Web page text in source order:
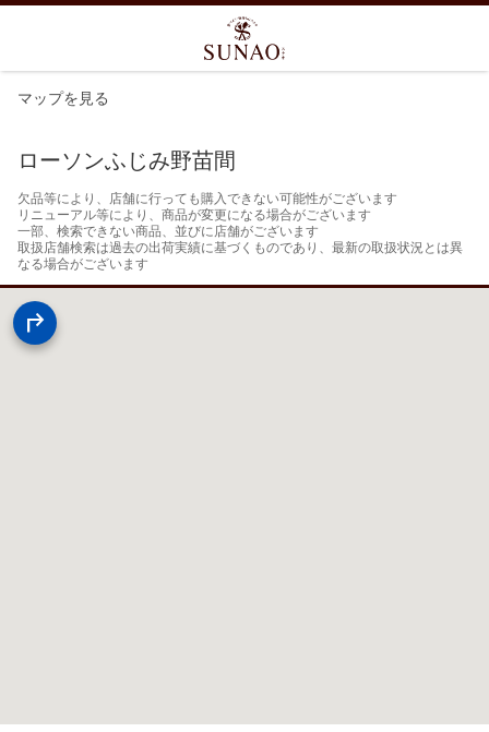
マップを見る
ローソンふじみ野苗間
欠品等により、店舗に行っても購入できない可能性がございます
リニューアル等により、商品が変更になる場合がございます
一部、検索できない商品、並びに店舗がございます
取扱店舗検索は過去の出荷実績に基づくものであり、最新の取扱状況とは異
なる場合がございます